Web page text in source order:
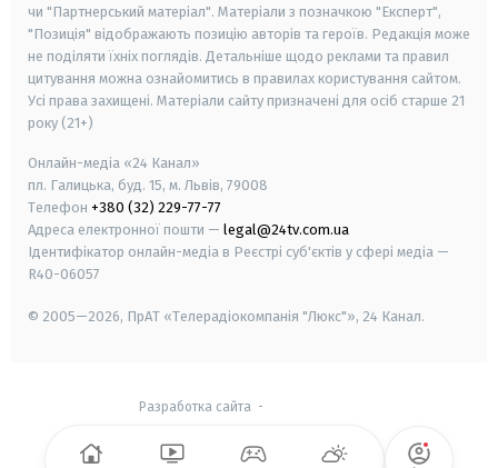
чи "Партнерський матеріал". Матеріали з позначкою "Експерт",
"Позиція" відображають позицію авторів та героїв. Редакція може
не поділяти їхніх поглядів. Детальніше щодо реклами та правил
цитування можна ознайомитись в правилах користування сайтом.
Усі права захищені. Матеріали сайту призначені для осіб старше 21
року (21+)
Онлайн-медіа «24 Канал»
пл. Галицька, буд. 15, м. Львів, 79008
Телефон +380 (32) 229-77-77
Адреса електронної пошти — legal@24tv.com.ua
Ідентифікатор онлайн-медіа в Реєстрі суб'єктів у сфері медіа —
R40-06057
© 2005—2026, ПрАТ «Телерадіокомпанія "Люкс"», 24 Канал.
Разработка сайта -